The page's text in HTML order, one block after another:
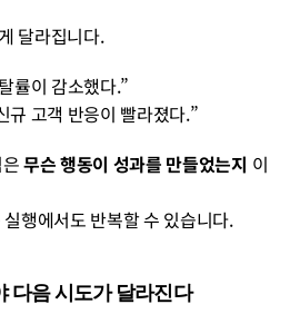
달라집니다.
탈률이 감소했다.”
규 고객 반응이 빨라졌다.”
은
무슨 행동이 성과를 만들었는지 이
음 실행에서도 반복할 수 있습니다.
다음 시도가 달라진다